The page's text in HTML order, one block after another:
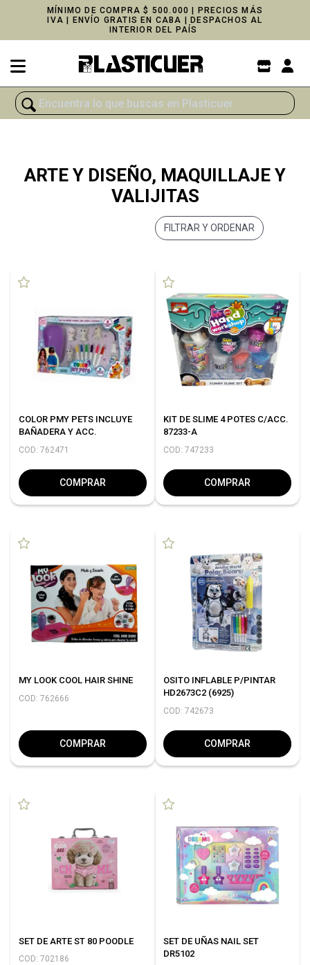
MÍNIMO DE COMPRA $ 500.000 | PRECIOS MÁS
IVA | ENVÍO GRATIS EN CABA | DESPACHOS AL
INTERIOR DEL PAÍS
ARTE Y DISEÑO, MAQUILLAJE Y
VALIJITAS
FILTRAR Y ORDENAR
COLOR PMY PETS INCLUYE
BAÑADERA Y ACC.
COD: 762471
COMPRAR
KIT DE SLIME 4 POTES C/ACC.
87233-A
COD: 747233
COMPRAR
MY LOOK COOL HAIR SHINE
COD: 762666
COMPRAR
OSITO INFLABLE P/PINTAR
HD2673C2 (6925)
COD: 742673
COMPRAR
SET DE ARTE ST 80 POODLE
COD: 702186
SET DE UÑAS NAIL SET
DR5102